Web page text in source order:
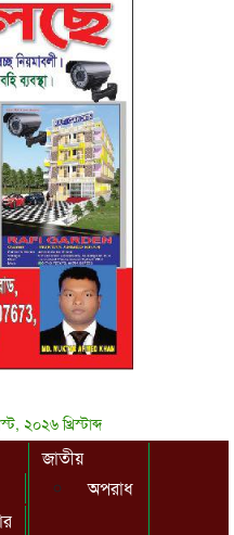
২০২৬ খ্রিস্টাব্দ
জাতীয়
অপরাধ